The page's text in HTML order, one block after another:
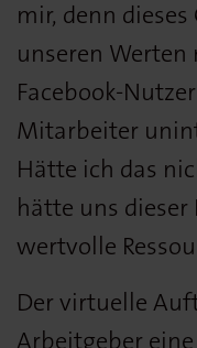
mir, denn
unseren
Facebook-
Mitarbeiter
Hätte ich das
hätte uns
wertvolle
Der virtuelle
Arbeitgeber